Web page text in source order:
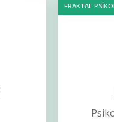
FRAKTAL